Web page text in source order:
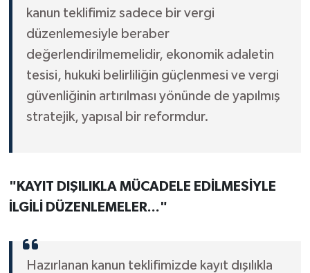
kanun teklifimiz sadece bir vergi
düzenlemesiyle beraber
değerlendirilmemelidir, ekonomik adaletin
tesisi, hukuki belirliliğin güçlenmesi ve vergi
güvenliğinin artırılması yönünde de yapılmış
stratejik, yapısal bir reformdur.
"KAYIT DIŞILIKLA MÜCADELE EDİLMESİYLE
İLGİLİ DÜZENLEMELER..."
Hazırlanan kanun teklifimizde kayıt dışılıkla